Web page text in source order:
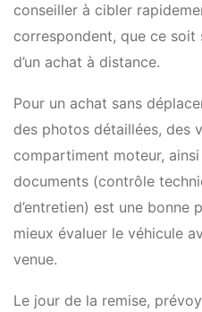
conseiller à cibler
correspondent, que ce
d’un achat à distance.
Pour un achat sans
des photos détaillées, des
compartiment moteur, ainsi
documents (contrôle
d’entretien) est une bonne
mieux évaluer le véhicule
venue.
Le jour de la remise,